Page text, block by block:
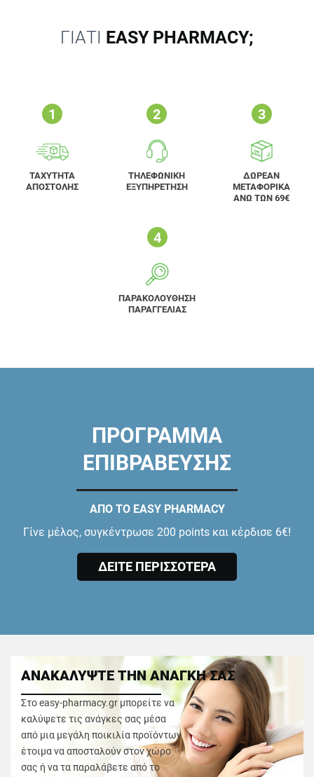
ΓΙΑΤΙ EASY PHARMACY;
ΤΑΧΥΤΗΤΑ
ΑΠΟΣΤΟΛΗΣ
ΤΗΛΕΦΩΝΙΚΗ
ΕΞΥΠΗΡΕΤΗΣΗ
ΔΩΡΕΑΝ
ΜΕΤΑΦΟΡΙΚΑ
ΑΝΩ ΤΩΝ 69€
ΠΑΡΑΚΟΛΟΥΘΗΣΗ
ΠΑΡΑΓΓΕΛΙΑΣ
ΠΡΟΓΡΑΜΜΑ
ΕΠΙΒΡΑΒΕΥΣΗΣ
ΑΠΟ ΤΟ EASY PHARMACY
Γίνε μέλος, συγκέντρωσε 200 points και κέρδισε 6€!
ΔΕΙΤΕ ΠΕΡΙΣΣΟΤΕΡΑ
ΑΝΑΚΑΛΥΨΤΕ ΤΗΝ ΑΝΑΓΚΗ ΣΑΣ
Στο easy-pharmacy.gr μπορείτε να
καλύψετε τις ανάγκες σας μέσα
από μια μεγάλη ποικιλία προϊόντων
έτοιμα να αποσταλούν στον χώρο
σας ή να τα παραλάβετε από το